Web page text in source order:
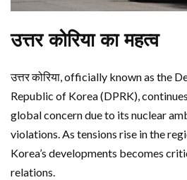
उत्तर कोरिया का महत्व
उत्तर कोरिया, officially known as the
Republic of Korea (DPRK),
global concern due to its nuclear
violations. As tensions rise in the
Korea’s developments becomes
relations.